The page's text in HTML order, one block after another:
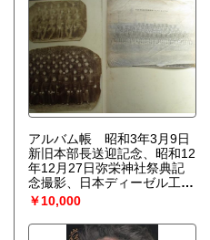
アルバム帳 昭和3年3月9日
新旧本部長送迎記念、昭和12
年12月27日弥栄神社祭典記
念撮影、日本ディーゼル工業
朝鮮出張所東濱工場記念撮影
￥10,000